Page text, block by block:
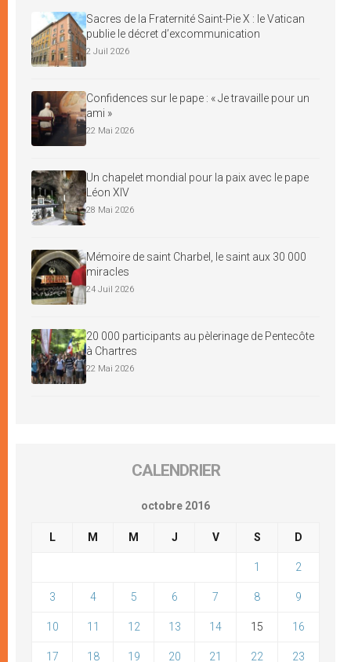
Sacres de la Fraternité Saint-Pie X : le Vatican
publie le décret d’excommunication
2 Juil 2026
Confidences sur le pape : « Je travaille pour un
ami »
22 Mai 2026
Un chapelet mondial pour la paix avec le pape
Léon XIV
28 Mai 2026
Mémoire de saint Charbel, le saint aux 30 000
miracles
24 Juil 2026
20 000 participants au pèlerinage de Pentecôte
à Chartres
22 Mai 2026
CALENDRIER
octobre 2016
L M M J V S D
1 2
3 4 5 6 7 8 9
10 11 12 13 14 15 16
17 18 19 20 21 22 23